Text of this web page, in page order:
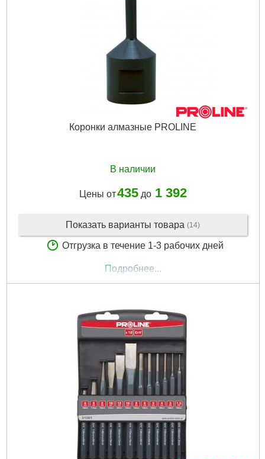
Коронки алмазные PROLINE
В наличии
Цены от435до 1 392
Показать варианты товара (14)
Отгрузка в течение 1-3 рабочих дней
Подробнее...